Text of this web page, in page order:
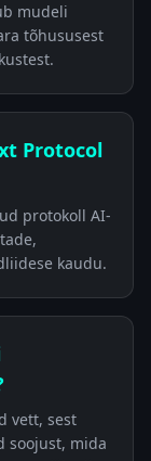
mudeli
tõhususest
Protocol
protokoll AI-
kaudu.
vett, sest
soojust, mida